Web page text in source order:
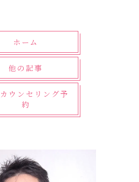
ホーム
他の記事
ウンセリング予
約